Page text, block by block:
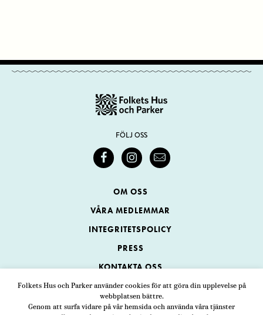
Folkets Hus och Parker använder cookies för att göra din upplevelse på
webbplatsen bättre.
Genom att surfa vidare på vår hemsida och använda våra tjänster
FÖLJ OSS
OM OSS
VÅRA MEDLEMMAR
INTEGRITETSPOLICY
PRESS
KONTAKTA OSS
Folkets Hus och Parker